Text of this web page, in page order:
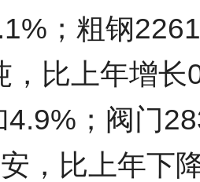
；粗钢
，比上年增
4.9%；阀门
，比上年下